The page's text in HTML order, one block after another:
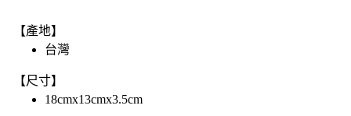
【產地】
台灣
【尺寸】
18cmx13cmx3.5cm